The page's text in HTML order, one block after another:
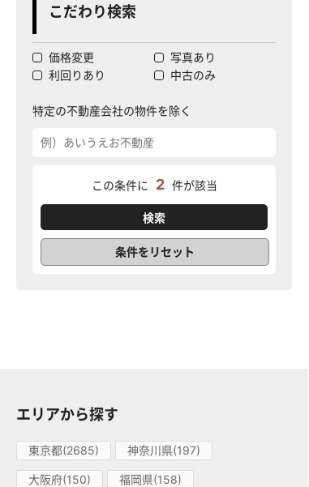
こだわり検索
価格変更
写真あり
利回りあり
中古のみ
特定の不動産会社の物件を除く
この条件に 2 件が該当
条件をリセット
エリアから探す
東京都(2685) 神奈川県(197)
大阪府(150) 福岡県(158)